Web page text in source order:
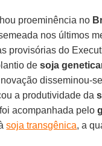
proeminência no
nos últimos
provisórias do
desoja
disseminou-
a produtividade da
acompanhada pelo
soja transgênica, a